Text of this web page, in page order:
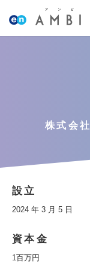
株式会
設立
2024 年 3 月 5 日
資本金
1百万円